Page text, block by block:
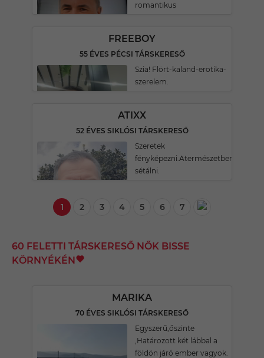
romantikus
FREEBOY
55 ÉVES PÉCSI TÁRSKERESŐ
Szia! Flört-kaland-erotika-
szerelem.
ATIXX
52 ÉVES SIKLÓSI TÁRSKERESŐ
Szeretek
fényképezni.Atermészetben
sétálni.
1 2 3 4 5 6 7
60 FELETTI TÁRSKERESŐ NŐK BISSE
KÖRNYÉKÉN
MARIKA
70 ÉVES SIKLÓSI TÁRSKERESŐ
Egyszerű,őszinte
,Határozott két lábbal a
földön járó ember vagyok.